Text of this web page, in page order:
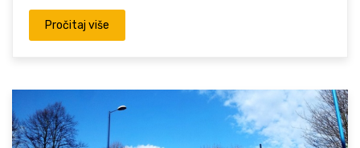
Pročitaj više